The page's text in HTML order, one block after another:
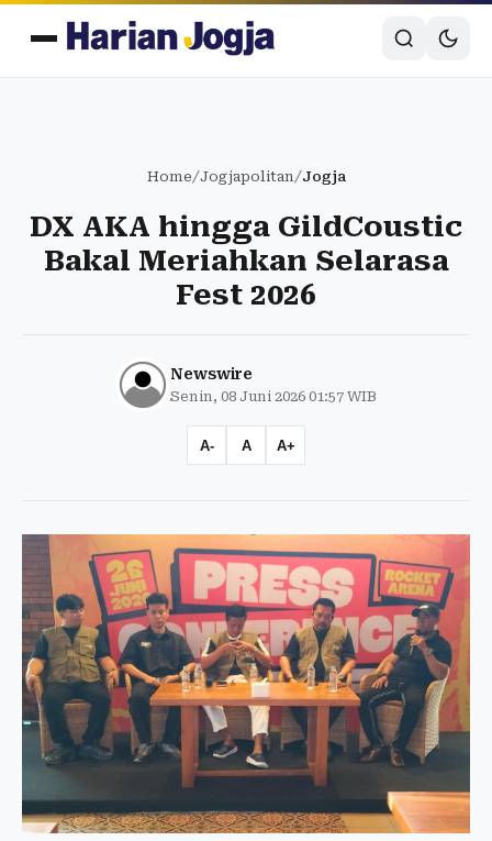
Home/Jogjapolitan/Jogja
DX AKA hingga GildCoustic
Bakal Meriahkan Selarasa
Fest 2026
Newswire
Senin, 08 Juni 2026 01:57 WIB
A- A A+